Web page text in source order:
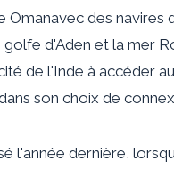
Omanavec des navires
d'Aden et la mer
de l'Inde à accéder
son choix de
l'année dernière,